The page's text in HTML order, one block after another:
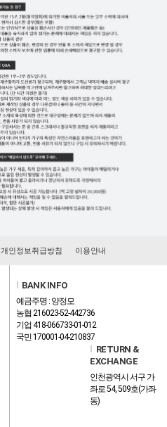
개인정보취급방침 이용안내
BANK INFO
예금주명 : 양정모
농협 216023-52-442736
기업 418-066733-01-012
국민 170001-04-210837
RETURN &
EXCHANGE
인천광역시 서구 가
좌로 54, 509호(가좌
동)